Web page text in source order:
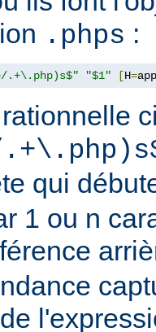
.phps :
.+\.php)s$" "$1" [H=
qui
1 ou n